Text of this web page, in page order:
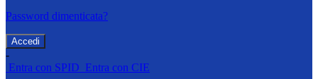
Password dimenticata?
-
Entra con SPID Entra con CIE